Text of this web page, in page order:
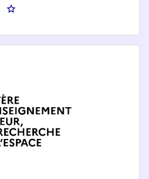
: Gestionnaire de scolarité